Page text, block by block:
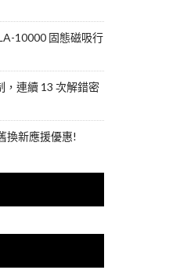
10000 固態磁吸行
，連續 13 次解錯密
換新應援優惠!